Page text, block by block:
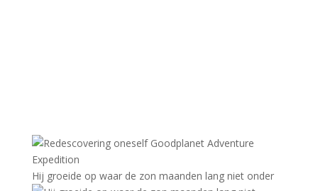
Hij groeide op waar de zon maanden lang niet onder